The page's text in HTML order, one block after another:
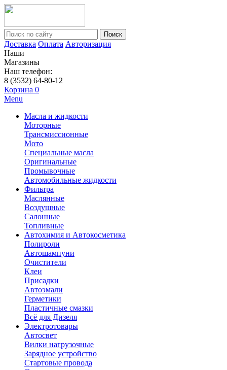
Поиск
Доставка Оплата Авторизация
Наши
Магазины
Наш телефон:
8 (3532) 64-80-12
Корзина 0
Menu
Масла и жидкости
Моторные
Трансмиссионные
Мото
Специальные масла
Оригинальные
Промывочные
Автомобильные жидкости
Фильтра
Маслянные
Воздушные
Салонные
Топливные
Автохимия и Автокосметика
Полироли
Автошампуни
Очистители
Клеи
Присадки
Автоэмали
Герметики
Пластичные смазки
Всё для Дизеля
Электротовары
Автосвет
Вилки нагрузочные
Зарядное устройство
Стартовые провода